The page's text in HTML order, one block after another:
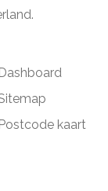
Dashboard
Postcode kaart